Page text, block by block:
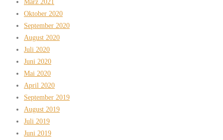
Oktober 2020
September 2020
August 2020
Juli 2020
Juni 2020
Mai 2020
April 2020
September 2019
August 2019
Juli 2019
Juni 2019